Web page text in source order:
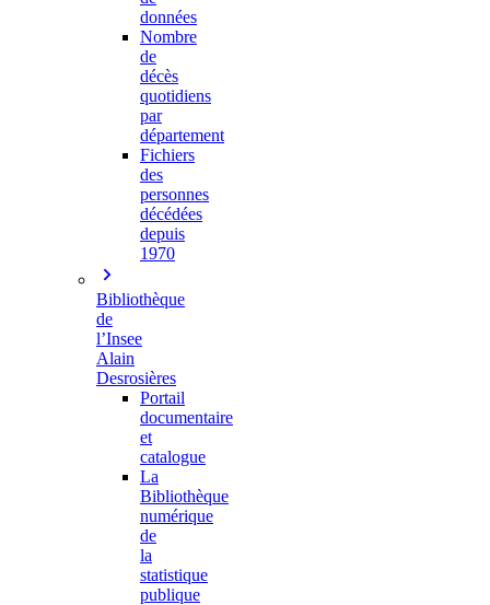
données
Nombre
de
décès
quotidiens
par
département
Fichiers
des
personnes
décédées
depuis
1970
Bibliothèque
de
l’Insee
Alain
Desrosières
Portail
documentaire
et
catalogue
La
Bibliothèque
numérique
de
la
statistique
publique